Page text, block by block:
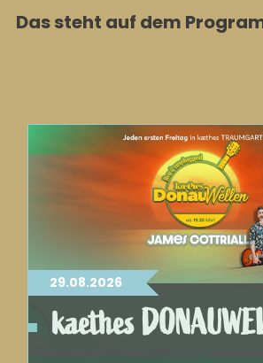
Das steht auf dem
kaethes
29.08.2026